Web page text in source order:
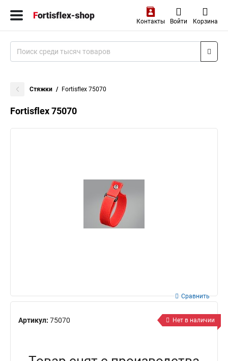
Контакты Войти Корзина
Стяжки Fortisflex 75070
Fortisflex 75070
Артикул: 75070
Сравнить
Нет в наличии